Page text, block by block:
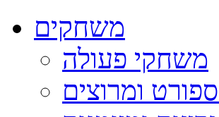
משחקים
משחקי פעולה
ומרוצים